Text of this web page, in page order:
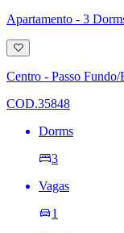
Apartamento - 3
Adicionar
à
lista
de
Centro - Passo Fundo/
COD.35848
Dorms
3
Vagas
1